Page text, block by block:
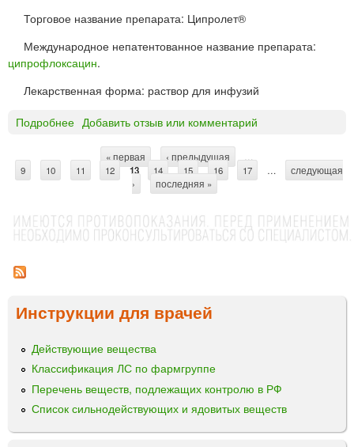
н
е
Р
о
ф
м
е
Торговое название препарата: Ципролет®
Международное непатентованное название препарата:
ципрофлоксацин.
Лекарственная форма: раствор для инфузий
Подробнее
П
Л
Е
с
в
о
р
д
я
Добавить отзыв или комментарий
р
а
н
ц
« первая ‹ предыдущая
…
9
10 11 12 13 14 15 16 17 …
следующая
›
последняя »
Инструкции для врачей
Действующие вещества
Классификация ЛС по фармгруппе
Перечень веществ, подлежащих контролю в РФ
Список сильнодействующих и ядовитых веществ